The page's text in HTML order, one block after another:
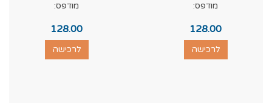
מודפס:
128.00
לרכישה
מודפס:
128.00
לרכישה